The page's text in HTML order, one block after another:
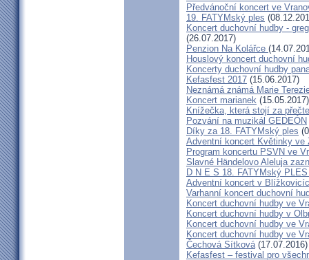
Předvánoční koncert ve
19. FATYMský ples
Koncert duchovní hudby -
(26.07.2017)
Penzion Na Kolářce
Houslový koncert duchovní
Koncerty duchovní hudby
Kefasfest 2017 (15.06.2017)
Neznámá známá Marie
Koncert marianek (15.05.2017)
Knížečka, která stojí za
Pozvání na muzikál GEDEÓN
Díky za 18. FATYMský ples
Adventní koncert Květinky ve
Program koncertu PSVN ve
Slavné Händelovo Aleluja
D N E S 18. FATYMský
Adventní koncert v
Varhanní koncert duchovní
Koncert duchovní hudby ve
Koncert duchovní hudby v
Koncert duchovní hudby ve
Koncert duchovní hudby ve
Čechová Sítková(17.07.2016)
Kefasfest – festival pro